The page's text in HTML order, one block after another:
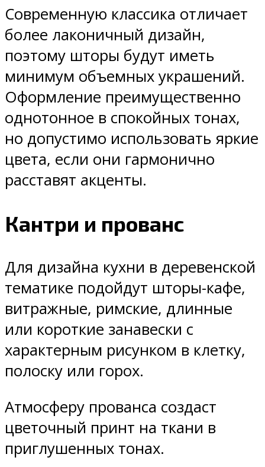
Современную классика отличает
более лаконичный дизайн,
поэтому шторы будут иметь
минимум объемных украшений.
Оформление преимущественно
однотонное в спокойных тонах,
но допустимо использовать яркие
цвета, если они гармонично
расставят акценты.
Кантри и прованс
Для дизайна кухни в деревенской
тематике подойдут шторы-кафе,
витражные, римские, длинные
или короткие занавески с
характерным рисунком в клетку,
полоску или горох.
Атмосферу прованса создаст
цветочный принт на ткани в
приглушенных тонах.